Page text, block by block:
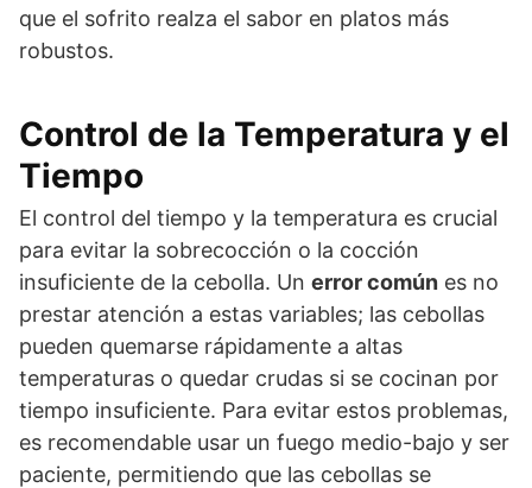
que el sofrito realza el sabor en platos más
robustos.
Control de la Temperatura y el
Tiempo
El control del tiempo y la temperatura es crucial
para evitar la sobrecocción o la cocción
insuficiente de la cebolla. Un error común es no
prestar atención a estas variables; las cebollas
pueden quemarse rápidamente a altas
temperaturas o quedar crudas si se cocinan por
tiempo insuficiente. Para evitar estos problemas,
es recomendable usar un fuego medio-bajo y ser
paciente, permitiendo que las cebollas se